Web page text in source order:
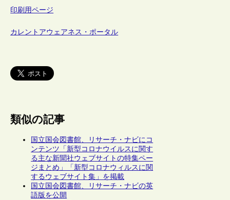
印刷用ページ
カレントアウェアネス・ポータル
類似の記事
国立国会図書館、リサーチ・ナビにコ
ンテンツ「新型コロナウイルスに関す
る主な新聞社ウェブサイトの特集ペー
ジまとめ」「新型コロナウィルスに関
するウェブサイト集」を掲載
国立国会図書館、リサーチ・ナビの英
語版を公開